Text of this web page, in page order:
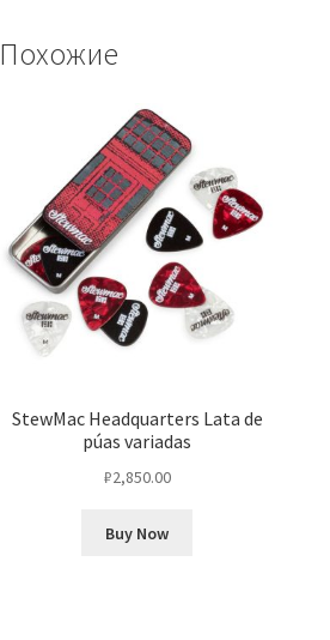
Похожие
StewMac Headquarters Lata de
púas variadas
₽2,850.00
Buy Now